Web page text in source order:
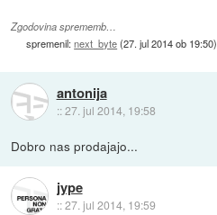
Zgodovina sprememb…
spremenil:next_byte(27. jul 2014 ob 19:50)
antonija
::27. jul 2014, 19:58
Dobro nas prodajajo...
jype
::27. jul 2014, 19:59